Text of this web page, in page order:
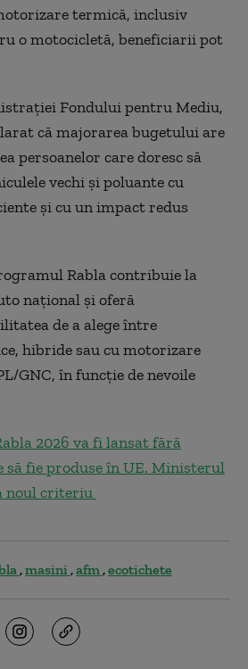
termică, inclusiv
o motocicletă, beneficiarii pot
Fondului pentru Mediu,
că majorarea bugetului are
persoanelor care doresc să
vechi și poluante cu
și cu un impact redus
Rabla contribuie la
național și oferă
de a alege între
hibride sau cu motorizare
GNC, în funcție de nevoile
2026 va fi lansat fără
să fie produse în UE. Ministerul
noul criteriu
masini afm ecotichete